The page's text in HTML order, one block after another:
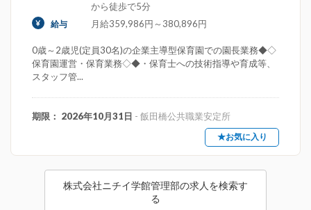
から徒歩で5分
給与 月給359,986円～380,896円
0歳～2歳児(定員30名)の企業主導型保育園での園長業務◆◇
保育園運営・保育業務◇◆・保育士への技術指導や育成等、
スタッフ管...
期限： 2026年10月31日 - 飯田橋公共職業安定所
★お気に入り
株式会社ニチイ学館管理部の求人を検索す
る